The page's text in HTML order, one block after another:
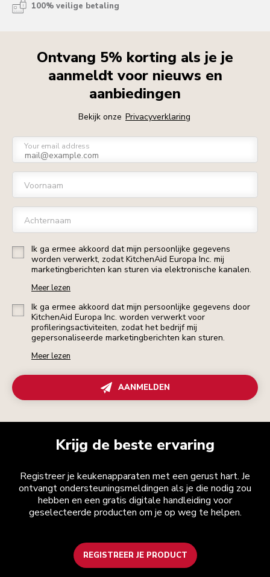
100% veilige betaling
Ontvang 5% korting als je je
aanmeldt voor nieuws en
aanbiedingen
Bekijk onze Privacyverklaring
Your email address
Voornaam
Achternaam
Ik ga ermee akkoord dat mijn persoonlijke gegevens
worden verwerkt, zodat KitchenAid Europa Inc. mij
marketingberichten kan sturen via elektronische kanalen.
Meer lezen
Ik ga ermee akkoord dat mijn persoonlijke gegevens door
KitchenAid Europa Inc. worden verwerkt voor
profileringsactiviteiten, zodat het bedrijf mij
gepersonaliseerde marketingberichten kan sturen.
Meer lezen
AANMELDEN
Krijg de beste ervaring
Registreer je keukenapparaten met een gerust hart. Je
ontvangt ondersteuningsmeldingen als je die nodig zou
hebben en een gratis digitale handleiding voor
geselecteerde producten om je op weg te helpen.
REGISTREER JE PRODUCT